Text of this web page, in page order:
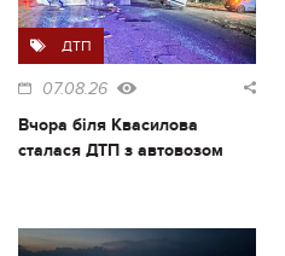
ДТП
07.08.26
Вчора біля Квасилова
сталася ДТП з автовозом